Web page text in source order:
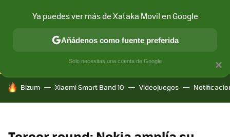
CONECTIVIDAD MÓVIL Y SOCIEDAD APLICACIONES
HOY SE HABLA DE
Bizum Xiaomi Smart Band 10 Videojuegos
×
Ya puedes ver más de Xataka Movil en Google
Añádenos como fuente preferida
Solo necesitas una cuenta de Google